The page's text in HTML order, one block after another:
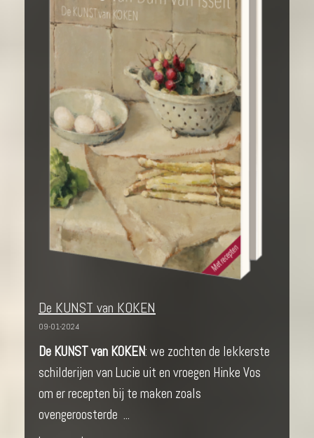
De KUNST van KOKEN
09-01-2024
De KUNST van KOKEN: we zochten de lekkerste
schilderijen van Lucie uit en vroegen Hinke Vos
om er recepten bij te maken zoals
ovengeroosterde ...